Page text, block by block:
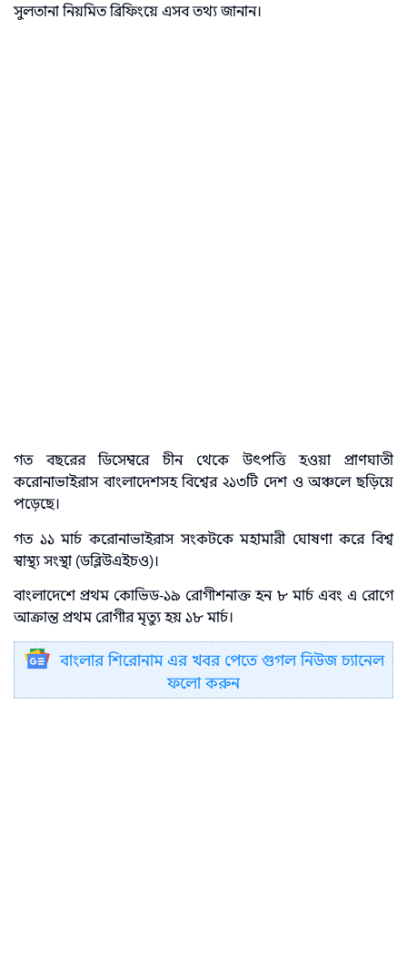
সুলতানা নিয়মিত ব্রিফিংয়ে এসব তথ্য জানান।
গত বছরের ডিসেম্বরে চীন থেকে উৎপত্তি হওয়া প্রাণঘাতী
করোনাভাইরাস বাংলাদেশসহ বিশ্বের ২১৩টি দেশ ও অঞ্চলে ছড়িয়ে
পড়েছে।
গত ১১ মার্চ করোনাভাইরাস সংকটকে মহামারী ঘোষণা করে বিশ্ব
স্বাস্থ্য সংস্থা (ডব্লিউএইচও)।
বাংলাদেশে প্রথম কোভিড-১৯ রোগীশনাক্ত হন ৮ মার্চ এবং এ রোগে
আক্রান্ত প্রথম রোগীর মৃত্যু হয় ১৮ মার্চ।
বাংলার শিরোনাম এর খবর পেতে গুগল নিউজ চ্যানেল
ফলো করুন